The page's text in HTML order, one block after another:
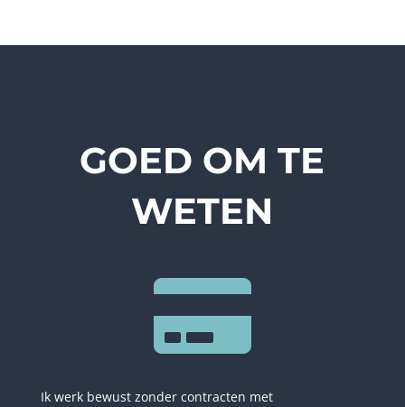
GOED OM TE
WETEN

Ik werk bewust zonder contracten met